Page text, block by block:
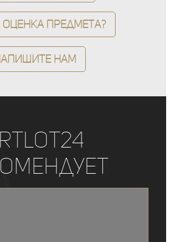
предмета?
нам